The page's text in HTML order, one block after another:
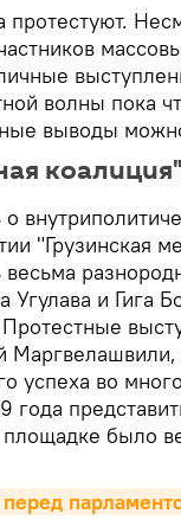
протестуют.
волны пока
выводы
о
"Грузинская
весьма
Угулава и Гига
успеха во
года
площадке было